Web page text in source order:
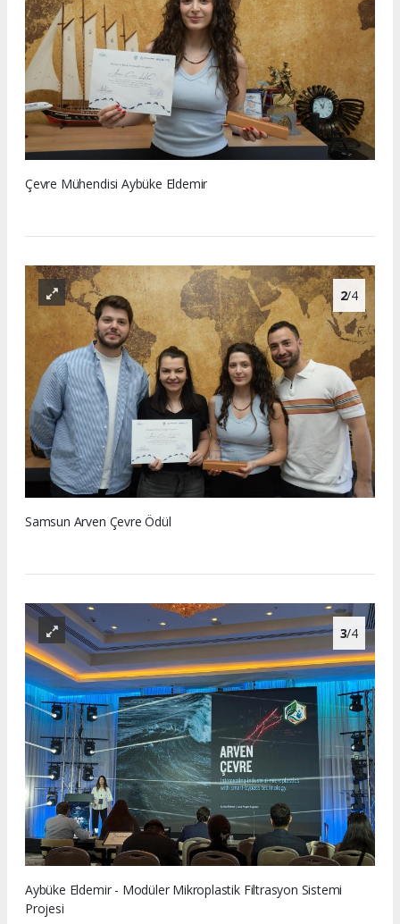
Çevre Mühendisi Aybüke Eldemir
2/4
Samsun Arven Çevre Ödül
3/4
Aybüke Eldemir - Modüler Mikroplastik Filtrasyon Sistemi
Projesi